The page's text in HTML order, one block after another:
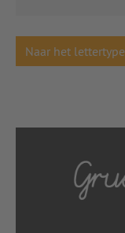
Naar het lettertype